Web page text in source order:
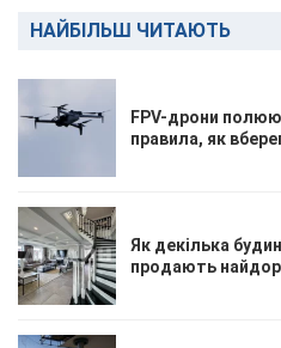
НАЙБІЛЬШ ЧИТАЮТЬ
FPV-дрони
правила, як
Як декілька
продають